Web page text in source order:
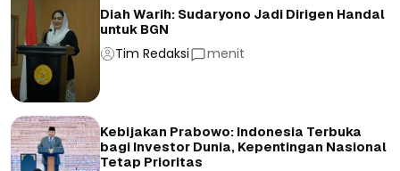
Diah Warih: Sudaryono Jadi Dirigen Handal
untuk BGN
Tim Redaksi menit
Kebijakan Prabowo: Indonesia Terbuka
bagi Investor Dunia, Kepentingan Nasional
Tetap Prioritas